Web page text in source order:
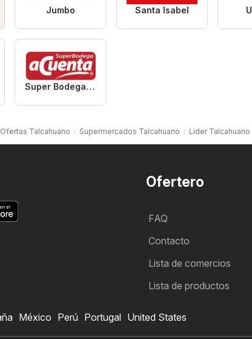
Jumbo Santa Isabel
Super Bodega aCuenta
Ofertas Talcahuano Supermercados Talcahuano Lider Talcahuano
Ofertero
FAQ
Contacto
Lista de comercios
Lista de productos
México Perú Portugal United States